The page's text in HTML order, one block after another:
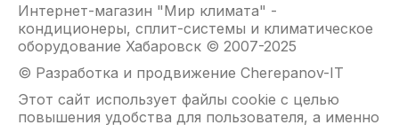
Интернет-магазин "Мир климата" -
кондиционеры, сплит-системы и климатическое
оборудование Хабаровск © 2007-2025
© Разработка и продвижение Cherepanov-IT
Этот сайт использует файлы cookie с целью
повышения удобства для пользователя, а именно